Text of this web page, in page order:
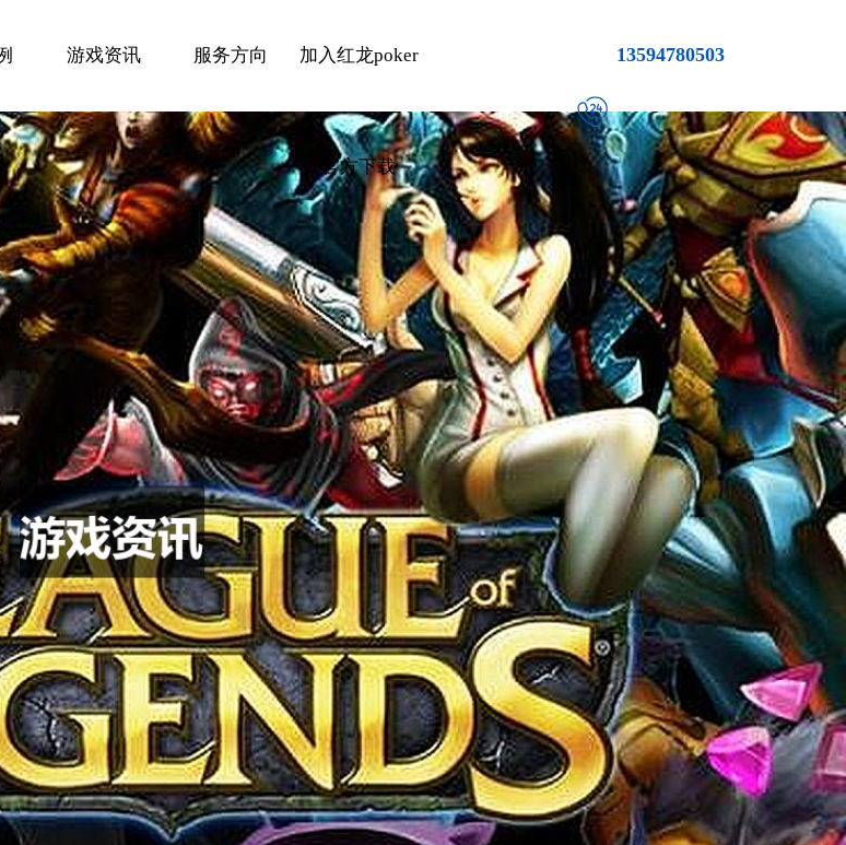
游戏资讯 服务方向 加入红龙poker
官方下载
13594780503